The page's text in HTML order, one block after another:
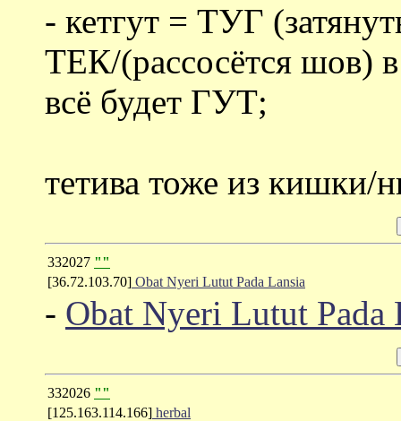
- кетгут = ТУГ
ТЕК/(рассосётся шов)
всё будет ГУТ;
тетива тоже из кишки/
332027 ""
[36.72.103.70] Obat Nyeri Lutut Pada Lansia
- Obat Nyeri Lutut Pada
332026 ""
[125.163.114.166] herbal